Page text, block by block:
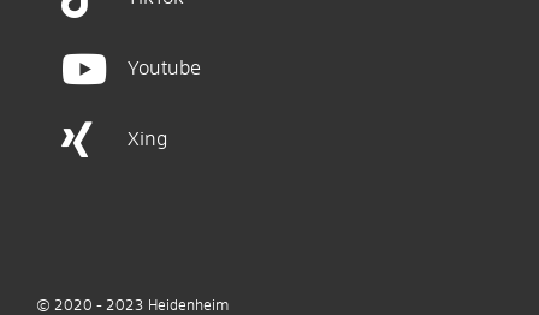
Youtube
Xing
© 2020 - 2023 Heidenheim